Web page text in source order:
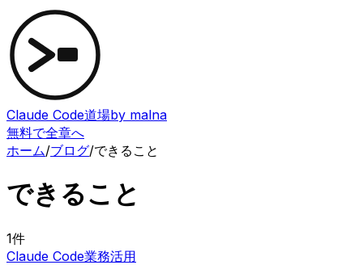
Claude Code道場by malna
無料で全章へ
ホーム/ブログ/できること
できること
1件
Claude Code業務活用